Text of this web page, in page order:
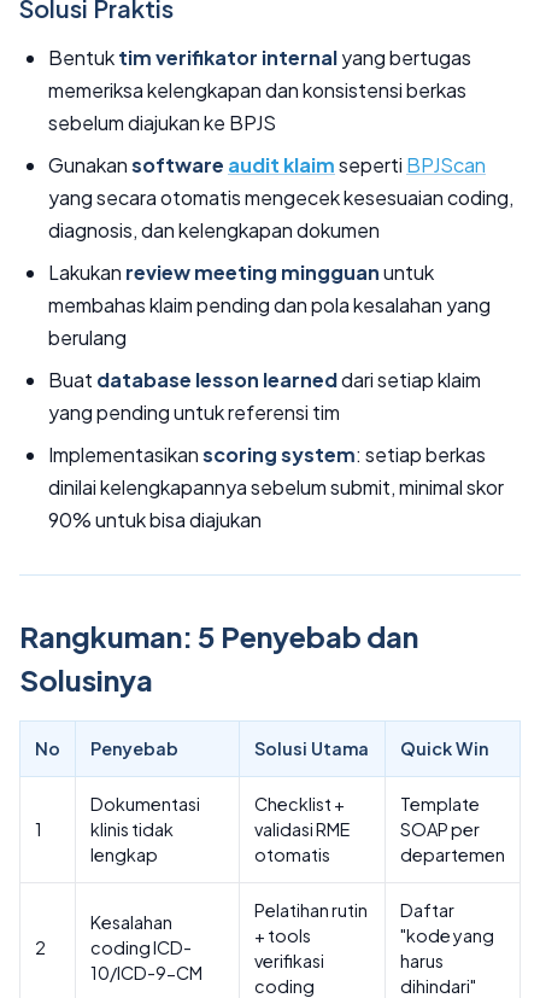
Solusi Praktis
Bentuktim verifikator internalyang bertugas
memeriksa kelengkapan dan konsistensi berkas
sebelum diajukan ke BPJS
Gunakansoftware audit klaimseperti BPJScan
yang secara otomatis mengecek kesesuaian coding,
diagnosis, dan kelengkapan dokumen
Lakukan review meeting mingguanuntuk
membahas klaim pending dan pola kesalahan yang
berulang
Buat database lesson learneddari setiap klaim
yang pending untuk referensi tim
Implementasikanscoring system: setiap berkas
dinilai kelengkapannya sebelum submit, minimal skor
90% untuk bisa diajukan
Rangkuman: 5 Penyebab dan
Solusinya
No Penyebab Solusi Utama Quick Win
1
Dokumentasi
klinis tidak
lengkap
Checklist +
validasi RME
otomatis
Template
SOAP per
departemen
2
Kesalahan
coding ICD-
10/ICD-9-CM
Pelatihan rutin
+ tools
verifikasi
coding
Daftar
"kode yang
harus
dihindari"